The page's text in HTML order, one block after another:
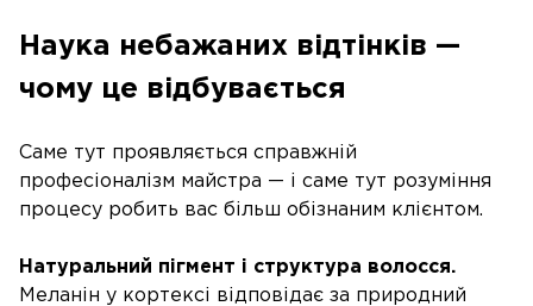
Наука небажаних відтінків —
чому це відбувається
Саме тут проявляється справжній
професіоналізм майстра — і саме тут розуміння
процесу робить вас більш обізнаним клієнтом.
Натуральний пігмент і структура волосся.
Меланін у кортексі відповідає за природний